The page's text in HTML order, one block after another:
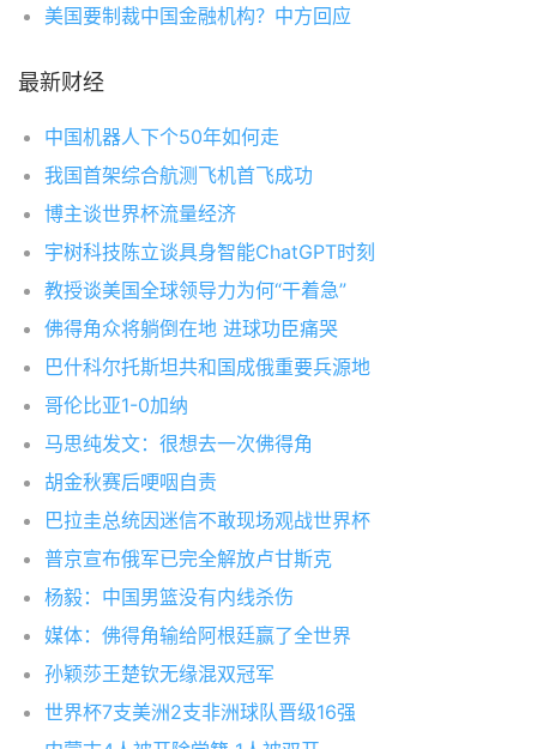
美国要制裁中国金融机构？中方回应
最新财经
中国机器人下个50年如何走
我国首架综合航测飞机首飞成功
博主谈世界杯流量经济
宇树科技陈立谈具身智能ChatGPT时刻
教授谈美国全球领导力为何“干着急”
佛得角众将躺倒在地 进球功臣痛哭
巴什科尔托斯坦共和国成俄重要兵源地
哥伦比亚1-0加纳
马思纯发文：很想去一次佛得角
胡金秋赛后哽咽自责
巴拉圭总统因迷信不敢现场观战世界杯
普京宣布俄军已完全解放卢甘斯克
杨毅：中国男篮没有内线杀伤
媒体：佛得角输给阿根廷赢了全世界
孙颖莎王楚钦无缘混双冠军
世界杯7支美洲2支非洲球队晋级16强